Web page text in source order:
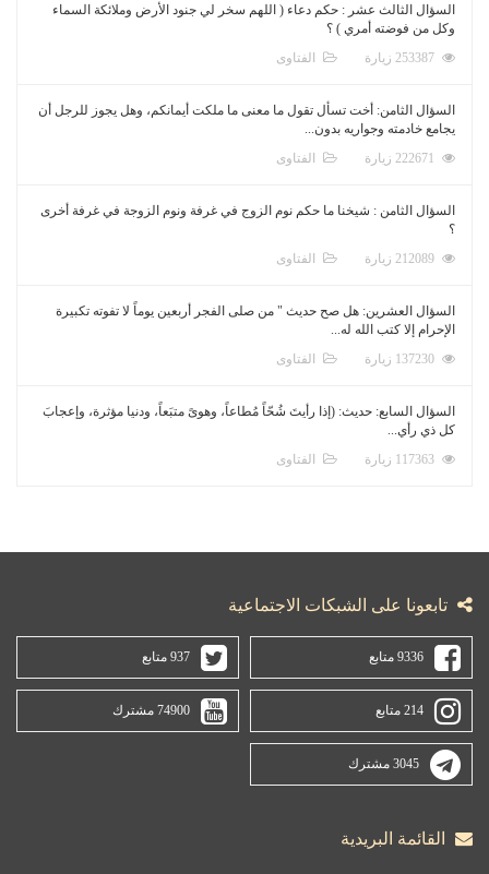
السؤال الثالث عشر : حكم دعاء ( اللهم سخر لي جنود الأرض وملائكة السماء
وكل من فوضته أمري ) ؟
الفتاوى
السؤال الثامن: أخت تسأل تقول ما معنى ما ملكت أيمانكم، وهل يجوز للرجل أن
يجامع خادمته وجواريه بدون...
الفتاوى
السؤال الثامن : شيخنا ما حكم نوم الزوج في غرفة ونوم الزوجة في غرفة أخرى
؟
الفتاوى
السؤال العشرين: هل صح حديث " من صلى الفجر أربعين يوماً لا تفوته تكبيرة
الإحرام إلا كتب الله له...
الفتاوى
السؤال السابع: حديث: (إذا رأيتَ شُحّاً مُطاعاً، وهوىً متبَعاً، ودنيا مؤثرة، وإعجابَ
كل ذي رأي...
الفتاوى
تابعونا على الشبكات الاجتماعية
9336 متابع 937 متابع
214 متابع 74900 مشترك
3045 مشترك
القائمة البريدية